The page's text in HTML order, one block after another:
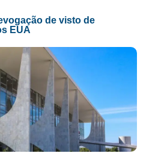
de visto de
EUA